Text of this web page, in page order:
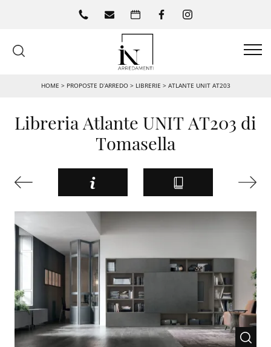
HOME > PROPOSTE D’ARREDO> LIBRERIE > ATLANTE UNIT AT203
Libreria Atlante UNIT AT203 di
Tomasella